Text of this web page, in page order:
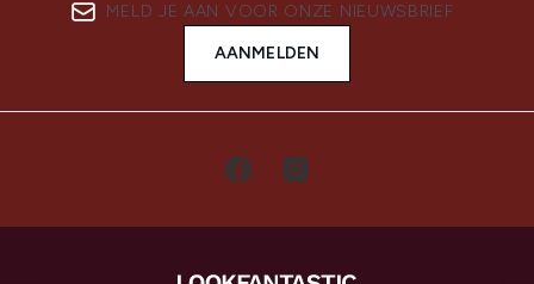
MELD JE AAN VOOR ONZE NIEUWSBRIEF
AANMELDEN